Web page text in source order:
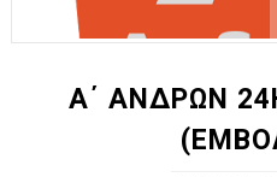
ΧΡΟΝΙΑ ΠΟΛΛΑ ΣΤΟ
Ο δρόμος για τον 29ο
U21: Τεράστια πρόκριση
Α΄ ΑΝΔΡΩΝ